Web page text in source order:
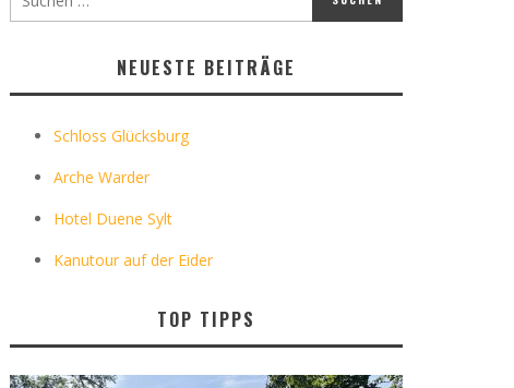
NEUESTE BEITRÄGE
Schloss Glücksburg
Arche Warder
Hotel Duene Sylt
Kanutour auf der Eider
TOP TIPPS